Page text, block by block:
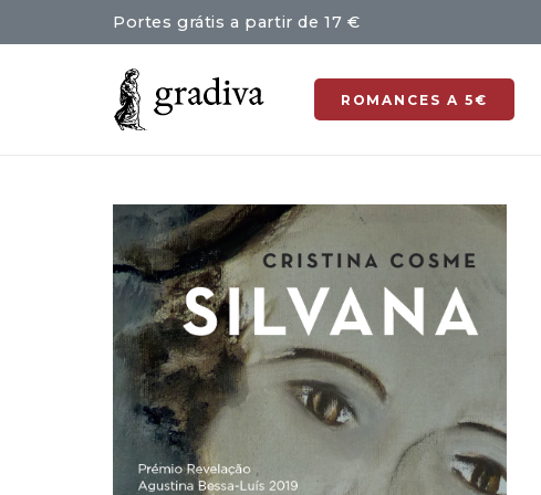
Portes grátis a partir de 17 €
ROMANCES A 5€